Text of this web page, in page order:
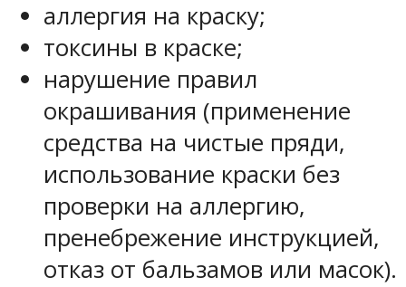
аллергия на краску;
токсины в краске;
нарушение правил
окрашивания (применение
средства на чистые пряди,
использование краски без
проверки на аллергию,
пренебрежение инструкцией,
отказ от бальзамов или масок).